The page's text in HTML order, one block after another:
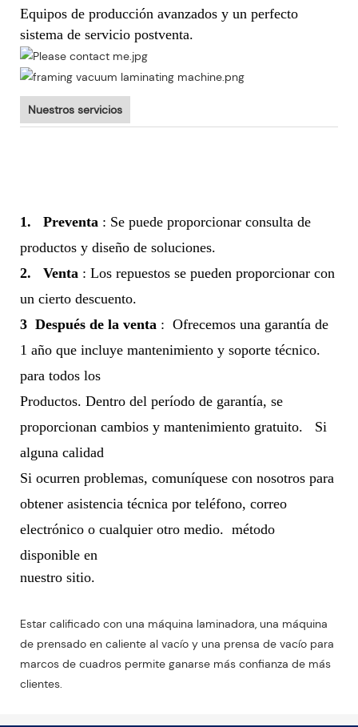
Equipos de producción avanzados y un perfecto
sistema de servicio postventa.
Nuestros servicios
1. Preventa : Se puede proporcionar consulta de
productos y diseño de soluciones.
2.
Venta : Los repuestos se pueden proporcionar con
un cierto descuento.
3 Después de la venta : Ofrecemos una garantía de
1 año que incluye mantenimiento y soporte técnico.
para todos los
Productos. Dentro del período de garantía, se
proporcionan cambios y mantenimiento gratuito.
Si
alguna calidad
Si ocurren problemas, comuníquese con nosotros para
obtener asistencia técnica por teléfono, correo
electrónico o cualquier otro medio. método
disponible en
nuestro sitio.
Estar calificado con una máquina laminadora, una máquina
de prensado en caliente al vacío y una prensa de vacío para
marcos de cuadros permite ganarse más confianza de más
clientes.